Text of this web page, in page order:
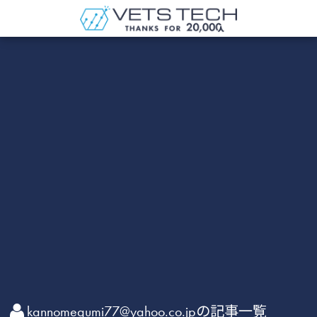
kannomegumi77@yahoo.co.jpの記事一覧